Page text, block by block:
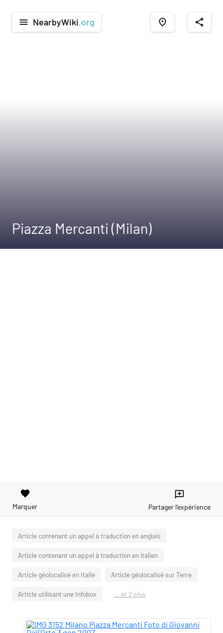
menu NearbyWiki .org place share
Piazza Mercanti (Milan)
favorite
Marquer
reviews
Partager l'expérience
Article contenant un appel à traduction en anglais
Article contenant un appel à traduction en italien
Article géolocalisé en Italie Article géolocalisé sur Terre
Article utilisant une Infobox ... et 2 plus